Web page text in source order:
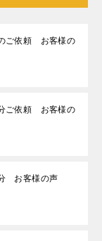
ご依頼 お客様の
ご依頼 お客様の
お客様の声